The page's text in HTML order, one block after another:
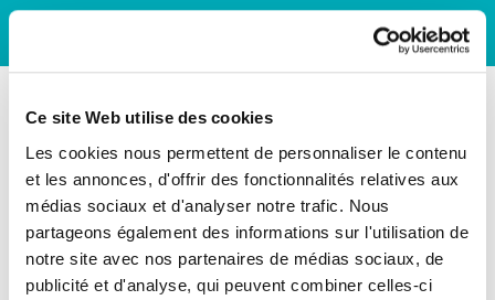
Ce site Web utilise des cookies
Les cookies nous permettent de personnaliser le contenu
et les annonces, d'offrir des fonctionnalités relatives aux
médias sociaux et d'analyser notre trafic. Nous
partageons également des informations sur l'utilisation de
notre site avec nos partenaires de médias sociaux, de
publicité et d'analyse, qui peuvent combiner celles-ci